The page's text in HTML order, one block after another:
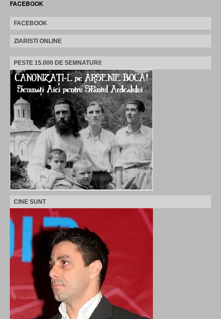
FACEBOOK
FACEBOOK
ZIARISTI ONLINE
PESTE 15.000 DE SEMNATURI!
CINE SUNT